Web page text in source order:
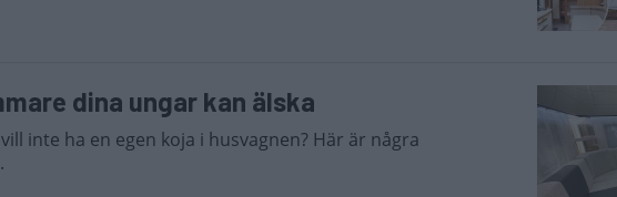
dina ungar kan älska
inte ha en egen koja i husvagnen? Här är några